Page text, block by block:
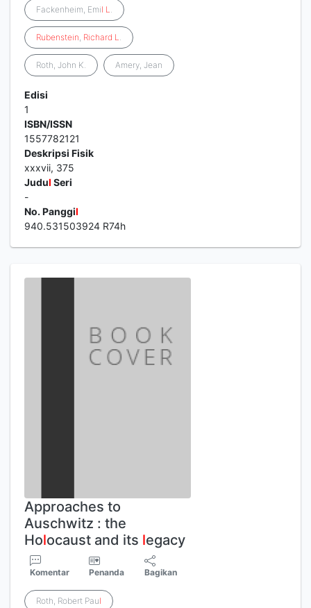
Fackenheim, Emil L.
Rubenstein, Richard L.
Roth, John K. Amery, Jean
Edisi
1
ISBN/ISSN
1557782121
Deskripsi Fisik
xxxvii, 375
Judul Seri
-
No. Panggil
940.531503924 R74h
Approaches to
Auschwitz : the
Holocaust and its legacy
Komentar Penanda Bagikan
Roth, Robert Paul